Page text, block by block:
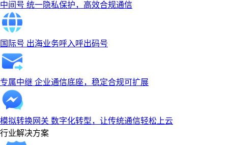
中间号 统一隐私保护，高效合规通信
国际号 出海业务呼入呼出码号
专属中继 企业通信底座，稳定合规可扩展
模拟转换网关 数字化转型，让传统通信轻松上云
行业解决方案